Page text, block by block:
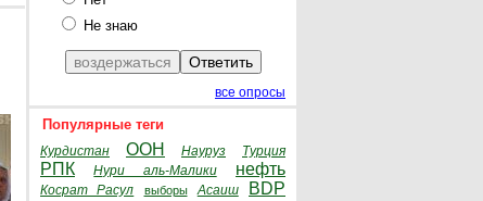
Не знаю
все опросы
Популярные теги
Курдистан ООН Науруз Турция
РПК Нури аль-Малики нефть
Косрат Расул выборы Асаиш BDP